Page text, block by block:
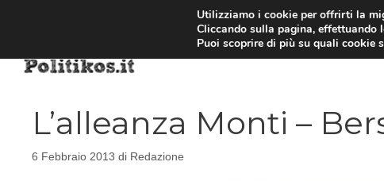
L’alleanza Monti –
6 Febbraio 2013 di Redazione
Utilizziamo i cookie per offrirti la
Cliccando sulla pagina, effettuando
Puoi scoprire di più su quali